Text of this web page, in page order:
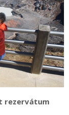
rezervátum